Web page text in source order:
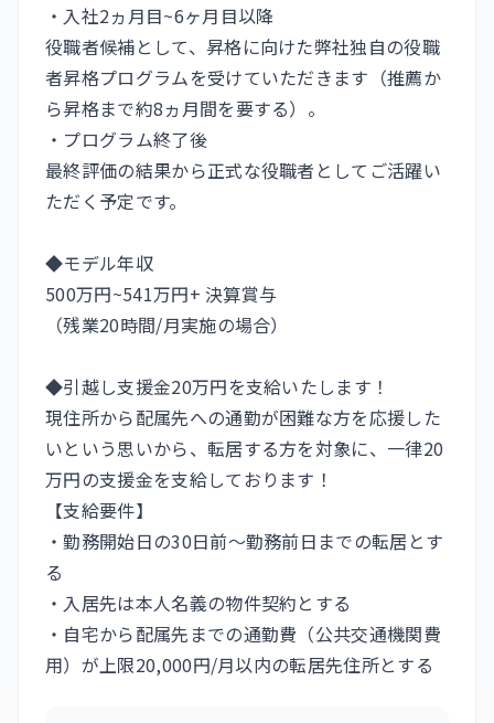
・入社2ヵ月目~6ヶ月目以降
役職者候補として、昇格に向けた弊社独自の役職
者昇格プログラムを受けていただきます（推薦か
ら昇格まで約8ヵ月間を要する）。
・プログラム終了後
最終評価の結果から正式な役職者としてご活躍い
ただく予定です。
◆モデル年収
500万円~541万円+ 決算賞与
（残業20時間/月実施の場合）
◆引越し支援金20万円を支給いたします！
現住所から配属先への通勤が困難な方を応援した
いという思いから、転居する方を対象に、一律20
万円の支援金を支給しております！
【支給要件】
・勤務開始日の30日前～勤務前日までの転居とす
る
・入居先は本人名義の物件契約とする
・自宅から配属先までの通勤費（公共交通機関費
用）が上限20,000円/月以内の転居先住所とする